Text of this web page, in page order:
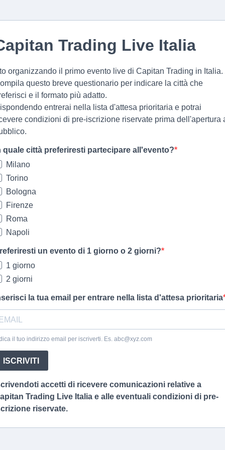
Trading Live Italia
organizzando il primo evento live di Capitan Trading in Italia.
questo breve questionario per indicare la città che
e il formato più adatto.
entrerai nella lista d'attesa prioritaria e potrai
condizioni di pre-iscrizione riservate prima dell'apertura
quale città preferiresti partecipare all'evento?
Milano
Torino
Bologna
Firenze
Roma
Napoli
un evento di 1 giorno o 2 giorni?
1 giorno
2 giorni
la tua email per entrare nella lista d'attesa prioritaria
il tuo indirizzo email per iscriverti. Es. abc@xyz.com
ISCRIVITI
accetti di ricevere comunicazioni relative a
Trading Live Italia e alle eventuali condizioni di pre-
riservate.